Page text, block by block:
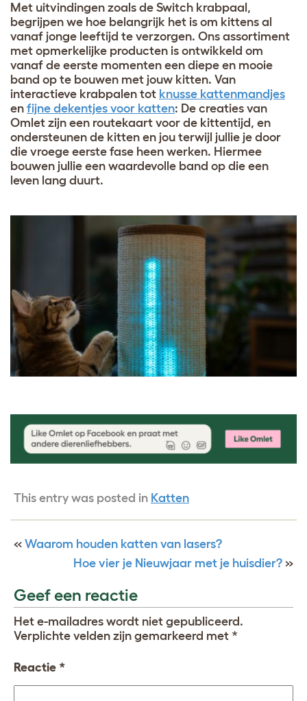
Met uitvindingen zoals de Switch krabpaal ,
begrijpen we hoe belangrijk het is om kittens al
vanaf jonge leeftijd te verzorgen. Ons assortiment
met opmerkelijke producten is ontwikkeld om
vanaf de eerste momenten een diepe en mooie
band op te bouwen met jouw kitten. Van
interactieve krabpalen tot knusse kattenmandjes
en fijne dekentjes voor katten: De creaties van
Omlet zijn een routekaart voor de kittentijd, en
ondersteunen de kitten en jou terwijl jullie je door
die vroege eerste fase heen werken. Hiermee
bouwen jullie een waardevolle band op die een
leven lang duurt.
This entry was posted in Katten
« Waarom houden katten van lasers?
Hoe vier je Nieuwjaar met je huisdier? »
Geef een reactie
Het e-mailadres wordt niet gepubliceerd.
Verplichte velden zijn gemarkeerd met *
Reactie *